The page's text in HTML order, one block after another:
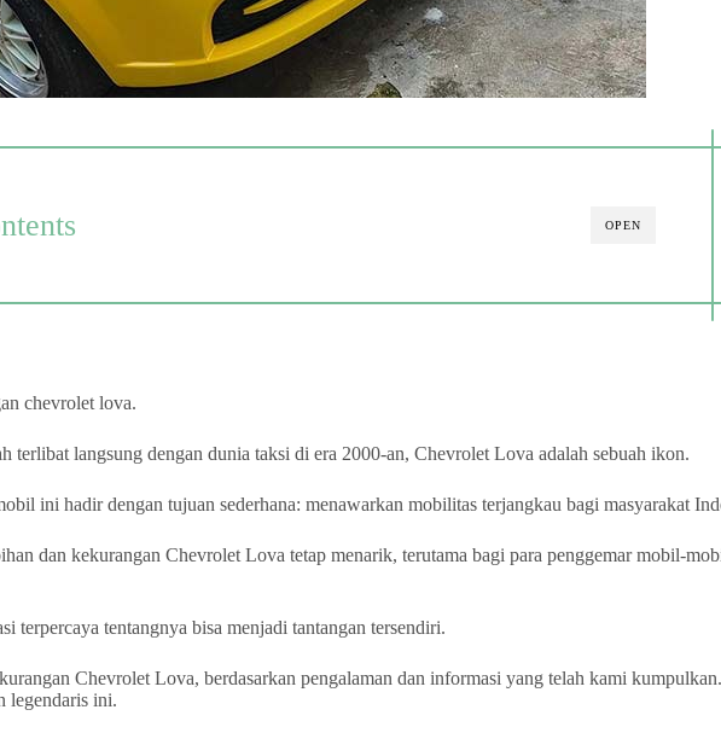
OPEN
chevrolet lova.
terlibat langsung dengan dunia taksi di era 2000-an, Chevrolet Lova adalah sebuah ikon.
ini hadir dengan tujuan sederhana: menawarkan mobilitas terjangkau bagi masyarakat
dan kekurangan Chevrolet Lova tetap menarik, terutama bagi para penggemar mobil-
terpercaya tentangnya bisa menjadi tantangan tersendiri.
Chevrolet Lova, berdasarkan pengalaman dan informasi yang telah kami
legendaris ini.